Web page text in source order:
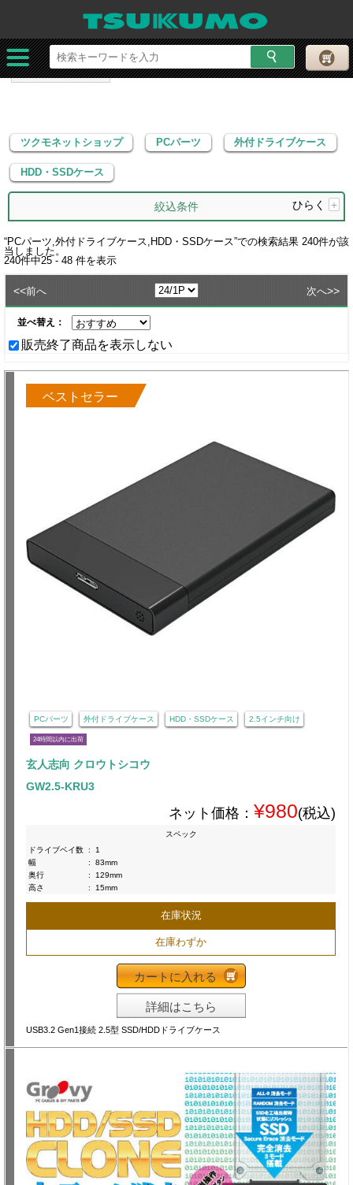
ツクモネットショップ PCパーツ
外付ドライブケース
HDD・SSDケース
ツクモネットショップ PCパーツ 外付ドライブケース
HDD・SSDケース
絞込条件 ひらく +
“PCパーツ,外付ドライブケース,HDD・SSDケース”での検索結果 240件が該
当しました。
240件中25 - 48 件を表示
<<前へ 次へ>>
並べ替え：
販売終了商品を表示しない
ベストセラー
PCパーツ 外付ドライブケース HDD・SSDケース 2.5インチ向け
24時間以内に出荷
玄人志向 クロウトシコウ
GW2.5-KRU3
ネット価格： ¥980(税込)
スペック
ドライブベイ数 :
1
幅
:
83mm
奥行
:
129mm
高さ
: 15mm
在庫状況
在庫わずか
カートに入れる
詳細はこちら
USB3.2 Gen1接続 2.5型 SSD/HDDドライブケース